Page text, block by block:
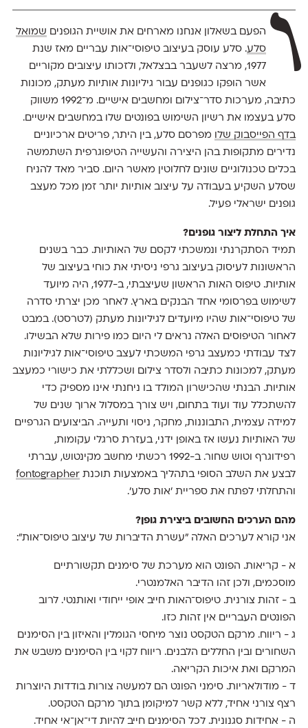
ו הפעם בשאלון אנחנו מארחים את אושיית הגופנים שמואל
סלע. סלע עוסק בעיצוב טיפוסי־אות עבריים מאז שנת
1977, מרצה לשעבר בבצלאל, ולזכותו עיצובים מקוריים
אשר הופקו כגופנים עבור גיליונות אותיות מעתק, מכונות
כתיבה, מערכות סדר־צילום ומחשבים אישיים. מ־1992 משווק
סלע בעצמו את רשיון השימוש בפונטים שלו במחשבים אישיים.
בדף הפייסבוק שלו מפרסם סלע, בין היתר, פריטים ארכיוניים
נדירים מתקופות בהן היצירה והעשייה הטיפוגרפית השתמשה
בכלים טכנולוגיים שונים לחלוטין מאשר היום. סביר מאד להניח
שסלע השקיע בעבודה על עיצוב אותיות יותר זמן מכל מעצב
גופנים ישראלי פעיל.
איך התחלת ליצור גופנים?
תמיד הסתקרנתי ונמשכתי לקסם של האותיות. כבר בשנים
הראשונות לעיסוק בעיצוב גרפי ניסיתי את כוחי בעיצוב של
אותיות. טיפוס האות הראשון שעיצבתי, ב-1977, היה מיועד
לשימוש בפרסומי אחד הבנקים בארץ. לאחר מכן יצרתי סדרה
של טיפוסי־אות שהיו מיועדים לגיליונות מעתק (לטרסט). במבט
לאחור הטיפוסים האלה נראים לי היום כמו פירות שלא הבשילו.
לצד עבודתי כמעצב גרפי המשכתי לעצב טיפוסי־אות לגיליונות
מעתק, למכונות כתיבה ולסדר צילום ושכללתי את כישורי כמעצב
אותיות. הבנתי שהכישרון המולד בו ניחנתי אינו מספיק כדי
להשתכלל עוד ועוד בתחום, ויש צורך במסלול ארוך שנים של
למידה עצמית, התבוננות, מחקר, ניסוי ותעייה. הביצועים הגרפיים
של האותיות נעשו אז באופן ידני, בעזרת סרגלי עקומות,
רפידוגרף וטוש שחור. ב-1992 רכשתי מחשב מקינטוש, עברתי
לבצע את השלב הסופי בתהליך באמצעות תוכנת fontographer
והתחלתי לפתח את ספריית 'אות סלע'.
מהם הערכים החשובים ביצירת גופן?
אני קורא לערכים האלה "עשרת הדיברות של עיצוב טיפוס־אות":
א - קריאות. הפונט הוא מערכת של סימנים תקשורתיים
מוסכמים, ולכן זהו הדיבר האלמנטרי.
ב - זהות צורנית. טיפוס־האות חייב אופי ייחודי ואותנטי. לרוב
הפונטים העבריים אין זהות כזו.
ג - ריווח. מרקם הטקסט נוצר מיחסי הגומלין והאיזון בין הסימנים
השחורים ובין החללים הלבנים. ריווח לקוי בין הסימנים משבש את
המרקם ואת איכות הקריאה.
ד - מודולאריות. סימני הפונט הם למעשה צורות בודדות היוצרות
רצף צורני אחיד, ללא קשר למיקומן בתוך מרקם הטקסט.
ה - אחידות סגנונית. לכל הסימנים חייב להיות די־אן־אי אחיד.